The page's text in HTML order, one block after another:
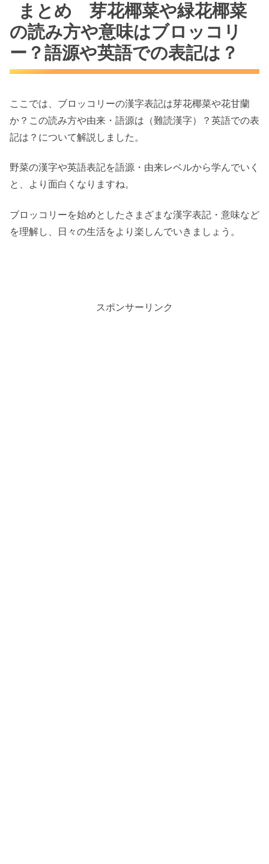
まとめ 芽花椰菜や緑花椰菜
の読み方や意味はブロッコリ
ー？語源や英語での表記は？
ここでは、ブロッコリーの漢字表記は芽花椰菜や花甘蘭
か？この読み方や由来・語源は（難読漢字）？英語での表
記は？について解説しました。
野菜の漢字や英語表記を語源・由来レベルから学んでいく
と、より面白くなりますね。
ブロッコリーを始めとしたさまざまな漢字表記・意味など
を理解し、日々の生活をより楽しんでいきましょう。
スポンサーリンク